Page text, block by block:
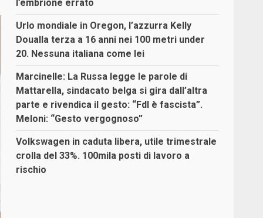
l’embrione errato
Urlo mondiale in Oregon, l’azzurra Kelly
Doualla terza a 16 anni nei 100 metri under
20. Nessuna italiana come lei
Marcinelle: La Russa legge le parole di
Mattarella, sindacato belga si gira dall’altra
parte e rivendica il gesto: “FdI è fascista”.
Meloni: “Gesto vergognoso”
Volkswagen in caduta libera, utile trimestrale
crolla del 33%. 100mila posti di lavoro a
rischio